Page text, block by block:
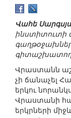
Վահե
ինստիտուտի
Վրաստանն
չի ճանաչել
երկու
Վրաստանի
երկրների